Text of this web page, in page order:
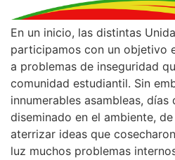
En un inicio, las distintas
participamos con un objetivo
a problemas de inseguridad
comunidad estudiantil. Sin
innumerables asambleas, días
diseminado en el ambiente,
aterrizar ideas que
luz muchos problemas